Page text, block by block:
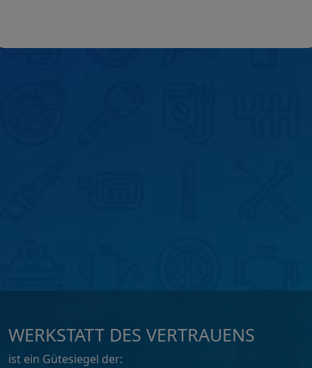
WERKSTATT DES VERTRAUENS
ist ein Gütesiegel der: